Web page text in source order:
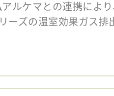
ルケマとの連携によ
ーズの温室効果ガス